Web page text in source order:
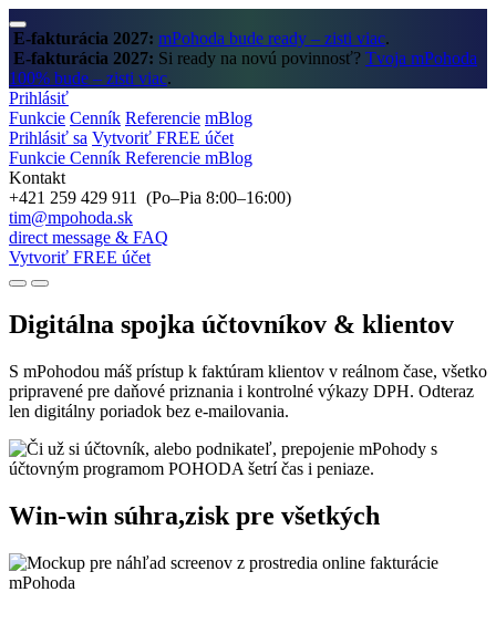
E-fakturácia 2027: mPohoda bude ready – zisti viac.
E-fakturácia 2027: Si ready na novú povinnosť? Tvoja mPohoda
100% bude – zisti viac.
Prihlásiť
Funkcie Cenník Referencie mBlog
Prihlásiť sa Vytvoriť FREE účet
Funkcie Cenník Referencie mBlog
Kontakt
+421 259 429 911 (Po–Pia 8:00–16:00)
tim@mpohoda.sk
direct message & FAQ
Vytvoriť FREE účet
Digitálna spojka účtovníkov & klientov
S mPohodou máš prístup k faktúram klientov v reálnom čase, všetko
pripravené pre daňové priznania i kontrolné výkazy DPH. Odteraz
len digitálny poriadok bez e-mailovania.
Win-win súhra,zisk pre všetkých